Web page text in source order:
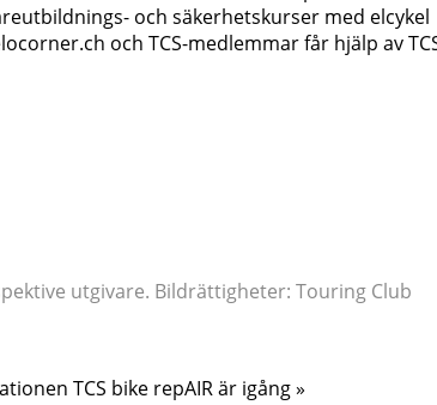
och säkerhetskurser med elcykel
och TCS-medlemmar får hjälp av
utgivare. Bildrättigheter: Touring Club
TCS bike repAIR är igång »